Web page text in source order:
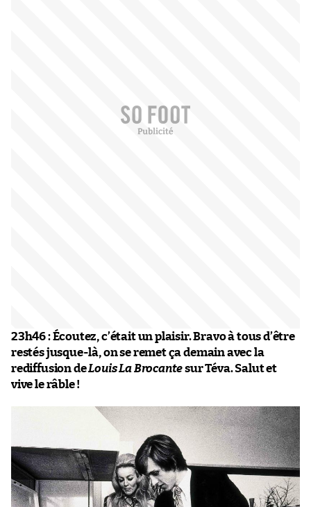
23h46 :Écoutez, c’était un plaisir. Bravo à tous d’être
restés jusque-là, on se remet ça demain avec la
rediffusion deLouis La Brocantesur Téva. Salut et
vive le râble !